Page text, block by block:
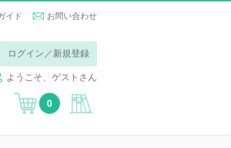
イド お問い合わせ
ログイン／新規登録
ようこそ、ゲストさん
0